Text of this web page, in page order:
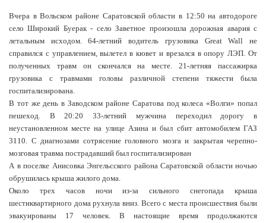
Вчера в Вольском районе Саратовской области в 12:50 на автодороге
село Широкий Буерак - село Заветное произошла дорожная авария с
летальным исходом. 64-летний водитель грузовика Great Wall не
справился с управлением, вылетел в кювет и врезался в опору ЛЭП. От
полученных травм он скончался на месте. 21-летняя пассажирка
грузовика с травмами головы различной степени тяжести была
госпитализирована.
В тот же день в Заводском районе Саратова под колеса «Волги» попал
пешеход. В 20:20 33-летний мужчина переходил дорогу в
неустановленном месте на улице Азина и был сбит автомобилем ГАЗ
3110. С диагнозами сотрясение головного мозга и закрытая черепно-
мозговая травма пострадавший был госпитализирован
А в поселке Анисовка Энгельсского района Саратовской области ночью
обрушилась крыша жилого дома.
Около трех часов ночи из-за сильного снегопада крыша
шестиквартирного дома рухнула вниз. Всего с места происшествия были
эвакуированы 17 человек. В настоящие время продолжаются